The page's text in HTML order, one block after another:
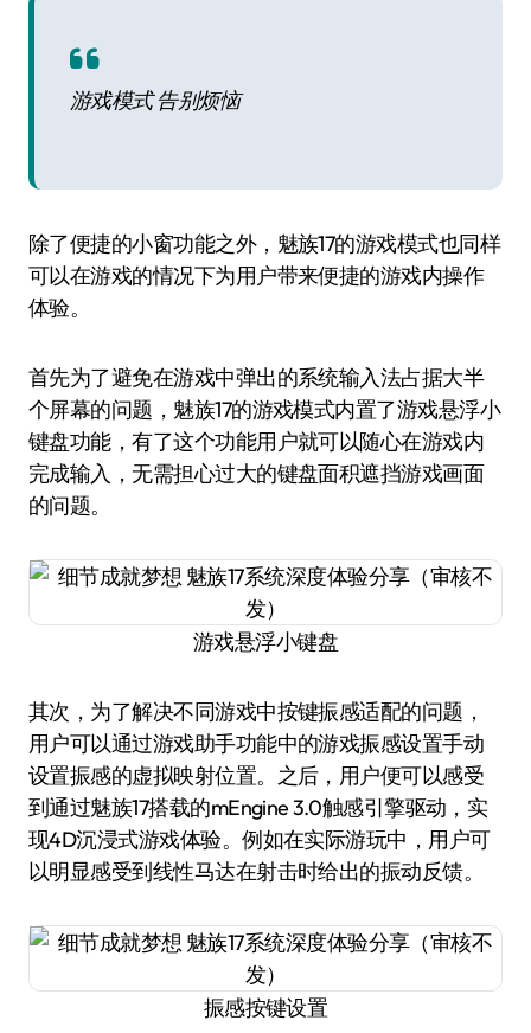
游戏模式 告别烦恼
除了便捷的小窗功能之外，魅族17的游戏模式也同样
可以在游戏的情况下为用户带来便捷的游戏内操作
体验。
首先为了避免在游戏中弹出的系统输入法占据大半
个屏幕的问题，魅族17的游戏模式内置了游戏悬浮小
键盘功能，有了这个功能用户就可以随心在游戏内
完成输入，无需担心过大的键盘面积遮挡游戏画面
的问题。
游戏悬浮小键盘
其次，为了解决不同游戏中按键振感适配的问题，
用户可以通过游戏助手功能中的游戏振感设置手动
设置振感的虚拟映射位置。之后，用户便可以感受
到通过魅族17搭载的mEngine 3.0触感引擎驱动，实
现4D沉浸式游戏体验。例如在实际游玩中，用户可
以明显感受到线性马达在射击时给出的振动反馈。
振感按键设置